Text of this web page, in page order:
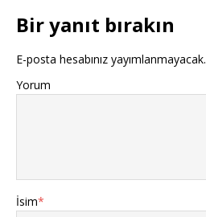
Bir yanıt bırakın
E-posta hesabınız yayımlanmayacak.
Yorum
İsim*